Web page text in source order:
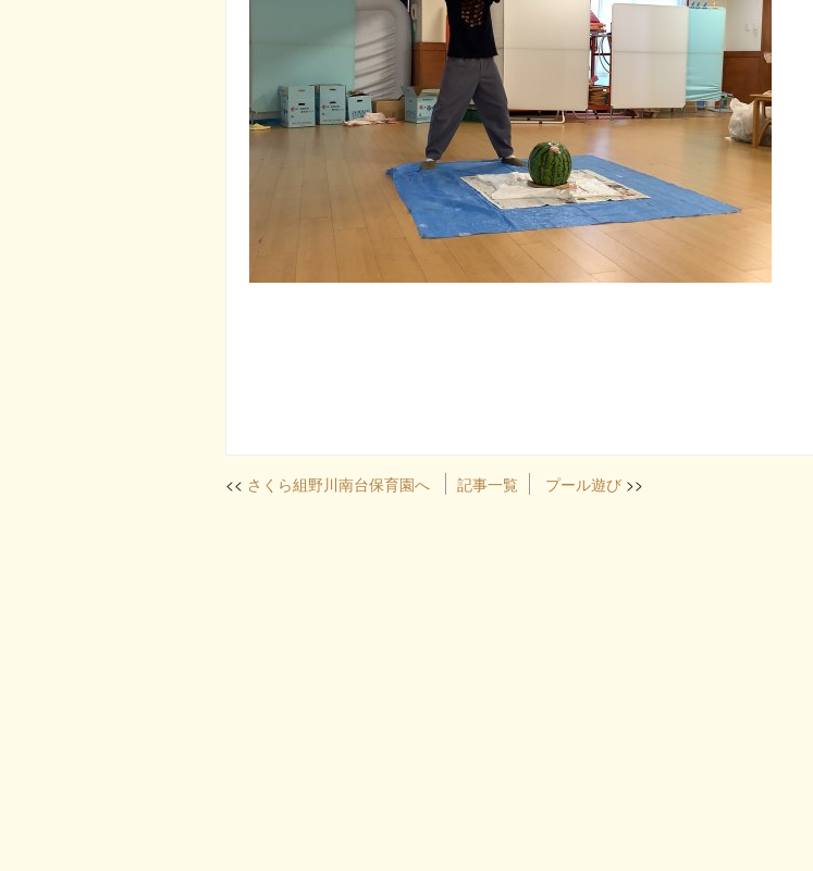
さくら組野川南台保育園へ 記事一覧 プール遊び